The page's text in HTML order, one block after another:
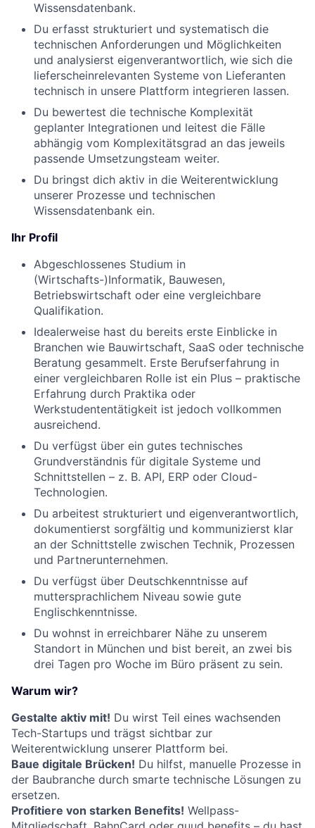
Wissensdatenbank.
Du erfasst strukturiert und systematisch die
technischen Anforderungen und Möglichkeiten
und analysierst eigenverantwortlich, wie sich die
lieferscheinrelevanten Systeme von Lieferanten
technisch in unsere Plattform integrieren lassen.
Du bewertest die technische Komplexität
geplanter Integrationen und leitest die Fälle
abhängig vom Komplexitätsgrad an das jeweils
passende Umsetzungsteam weiter.
Du bringst dich aktiv in die Weiterentwicklung
unserer Prozesse und technischen
Wissensdatenbank ein.
Ihr Profil
Abgeschlossenes Studium in
(Wirtschafts-)Informatik, Bauwesen,
Betriebswirtschaft oder eine vergleichbare
Qualifikation.
Idealerweise hast du bereits erste Einblicke in
Branchen wie Bauwirtschaft, SaaS oder technische
Beratung gesammelt. Erste Berufserfahrung in
einer vergleichbaren Rolle ist ein Plus – praktische
Erfahrung durch Praktika oder
Werkstudententätigkeit ist jedoch vollkommen
ausreichend.
Du verfügst über ein gutes technisches
Grundverständnis für digitale Systeme und
Schnittstellen – z. B. API, ERP oder Cloud-
Technologien.
Du arbeitest strukturiert und eigenverantwortlich,
dokumentierst sorgfältig und kommunizierst klar
an der Schnittstelle zwischen Technik, Prozessen
und Partnerunternehmen.
Du verfügst über Deutschkenntnisse auf
muttersprachlichem Niveau sowie gute
Englischkenntnisse.
Du wohnst in erreichbarer Nähe zu unserem
Standort in München und bist bereit, an zwei bis
drei Tagen pro Woche im Büro präsent zu sein.
Warum wir?
Gestalte aktiv mit! Du wirst Teil eines wachsenden
Tech-Startups und trägst sichtbar zur
Weiterentwicklung unserer Plattform bei.
Baue digitale Brücken! Du hilfst, manuelle Prozesse in
der Baubranche durch smarte technische Lösungen zu
ersetzen.
Profitiere von starken Benefits! Wellpass-